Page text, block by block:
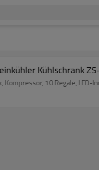
Kühlschrank
10 Regale, LED-